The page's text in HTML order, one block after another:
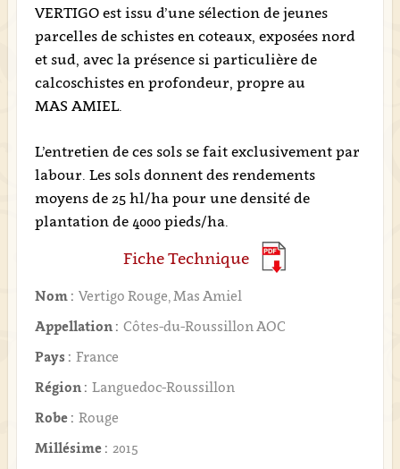
VERTIGO est issu d’une sélection de jeunes
parcelles de schistes en coteaux, exposées nord
et sud, avec la présence si particulière de
calcoschistes en profondeur, propre au
MAS AMIEL.
L’entretien de ces sols se fait exclusivement par
labour. Les sols donnent des rendements
moyens de 25 hl/ha pour une densité de
plantation de 4000 pieds/ha.
Fiche Technique
Nom : Vertigo Rouge, Mas Amiel
Appellation : Côtes-du-Roussillon AOC
Pays : France
Région : Languedoc-Roussillon
Robe : Rouge
Millésime : 2015